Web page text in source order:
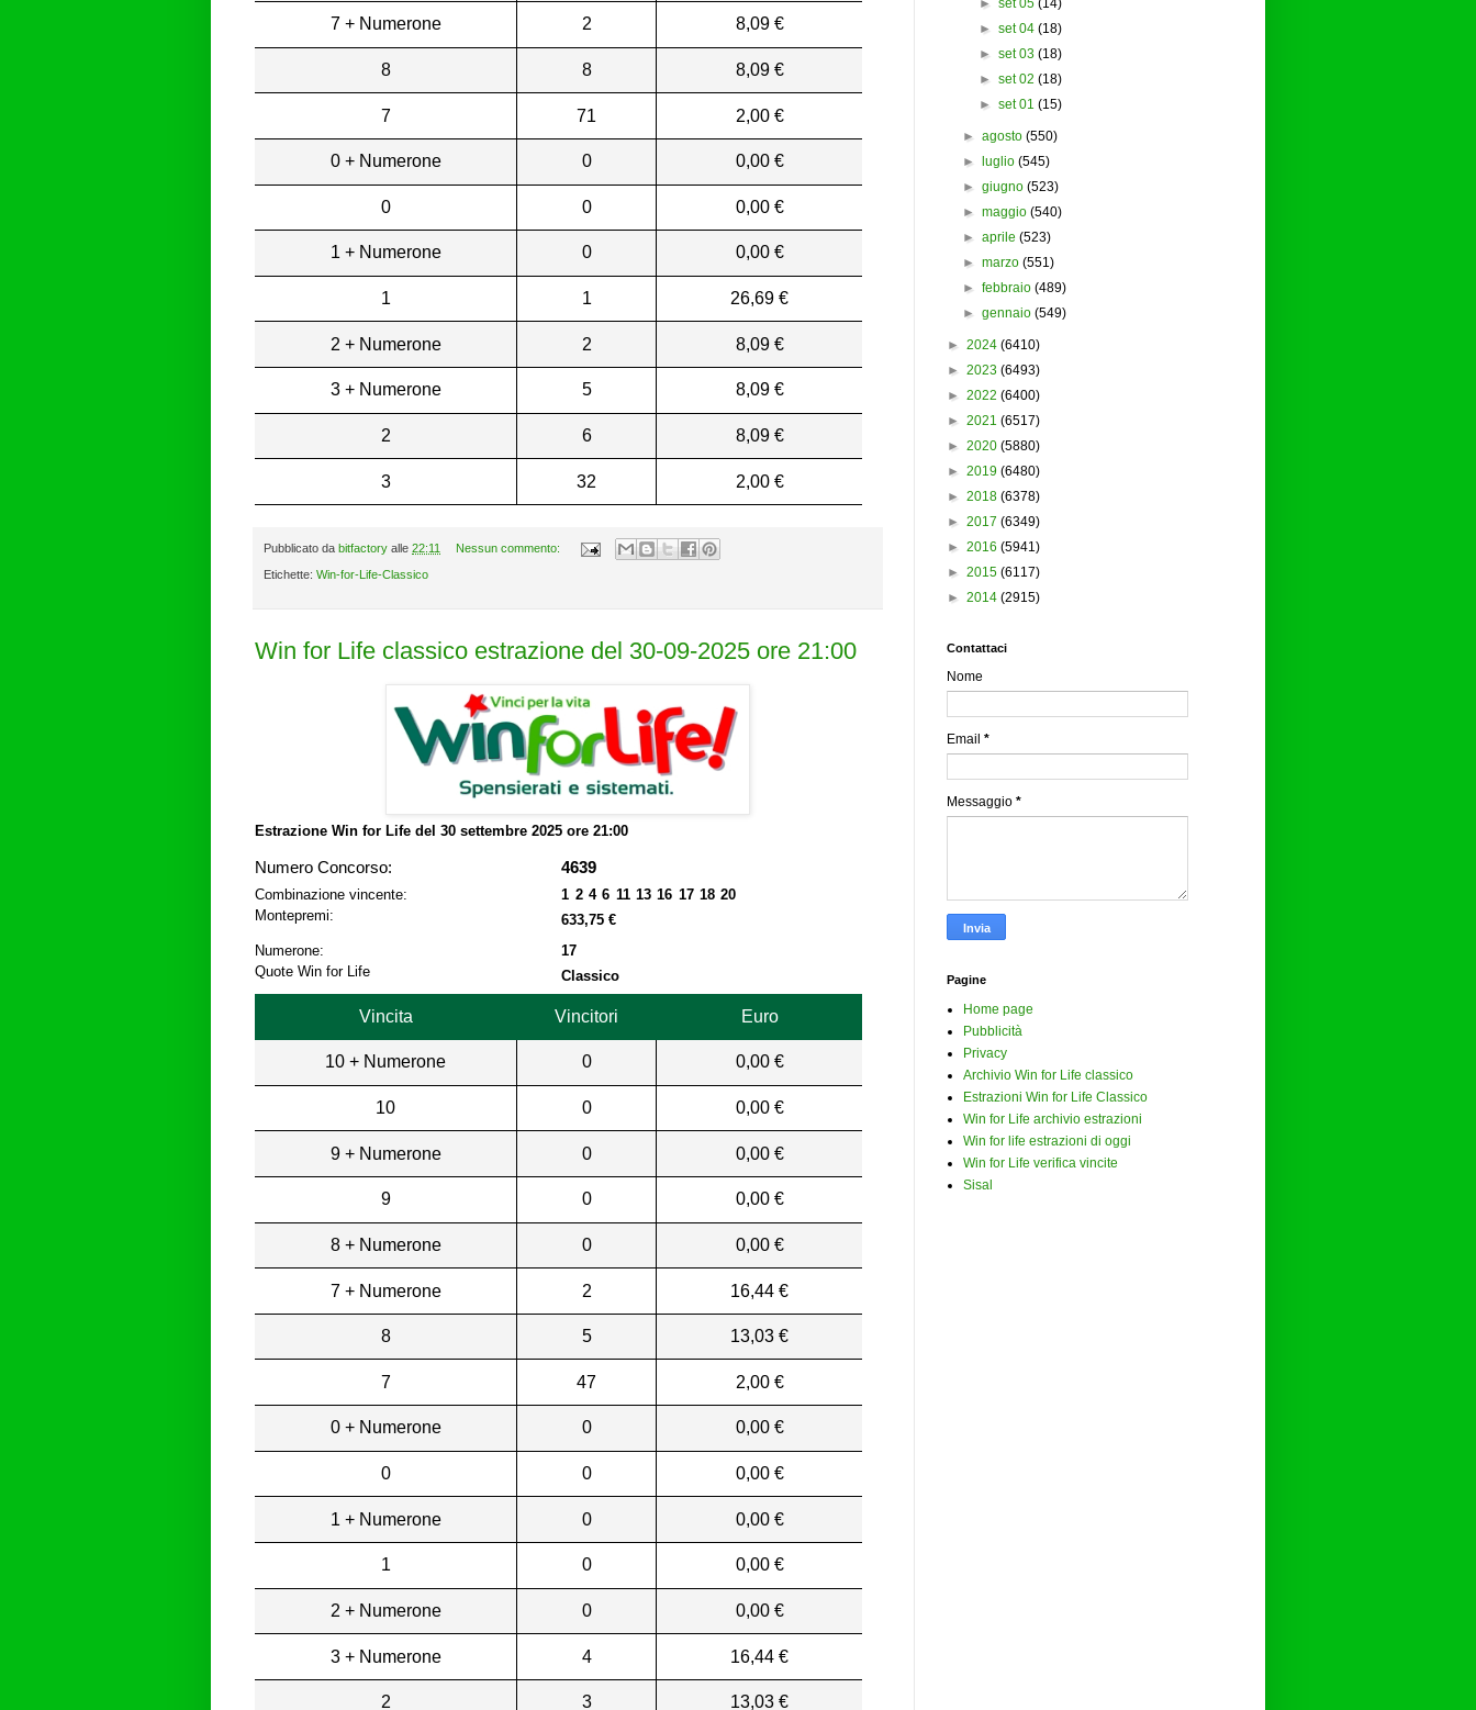
7 + Numerone 2 8,09 €
8 8 8,09 €
7 71 2,00 €
0 + Numerone 0 0,00 €
0 0 0,00 €
1 + Numerone 0 0,00 €
1 1 26,69 €
2 + Numerone 2 8,09 €
3 + Numerone 5 8,09 €
2 6 8,09 €
3 32 2,00 €
Pubblicato da bitfactory alle 22:11 Nessun commento:
Etichette: Win-for-Life-Classico
Win for Life classico estrazione del 30-09-2025 ore 21:00
Estrazione Win for Life del 30 settembre 2025 ore 21:00
Numero Concorso: 4639
Combinazione vincente:
1 2 4 6 11 13 16 17 18 20
Montepremi:
633,75 €
Numerone:
17
Quote Win for Life
Classico
Vincita Vincitori Euro
10 + Numerone 0 0,00 €
10 0 0,00 €
9 + Numerone 0 0,00 €
9 0 0,00 €
8 + Numerone 0 0,00 €
7 + Numerone 2 16,44 €
8 5 13,03 €
7 47 2,00 €
0 + Numerone 0 0,00 €
0 0 0,00 €
1 + Numerone 0 0,00 €
1 0 0,00 €
2 + Numerone 0 0,00 €
3 + Numerone 4 16,44 €
2 3 13,03 €
► set 05 (14)
► set 04 (18)
► set 03 (18)
► set 02 (18)
► set 01 (15)
►agosto (550)
►
luglio (545)
►giugno (523)
►maggio (540)
►aprile (523)
►marzo (551)
►febbraio (489)
►gennaio (549)
► 2024 (6410)
► 2023 (6493)
► 2022 (6400)
► 2021 (6517)
► 2020 (5880)
► 2019 (6480)
► 2018 (6378)
► 2017 (6349)
► 2016 (5941)
► 2015 (6117)
► 2014 (2915)
Contattaci
Nome
Email *
Messaggio *
Pagine
Home page
Pubblicità
Privacy
Archivio Win for Life classico
Estrazioni Win for Life Classico
Win for Life archivio estrazioni
Win for life estrazioni di oggi
Win for Life verifica vincite
Sisal